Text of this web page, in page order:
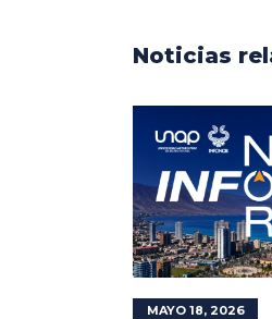
Noticias
MAYO 18, 2026